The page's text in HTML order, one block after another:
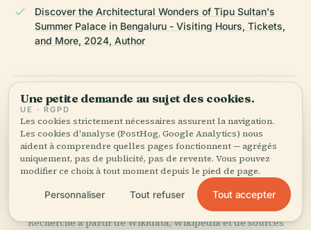
Discover the Architectural Wonders of Tipu Sultan's
Summer Palace in Bengaluru - Visiting Hours, Tickets,
and More, 2024, Author
Visiting Tippu's Summer Palace in Bengaluru - Hours,
Tickets, History, and Tips, 2024, Author
Wikipedia — Palais d'été de Tipû Sâhib
Recherché à partir de Wikidata, Wikipédia et de sources
Une petite demande au sujet des cookies.
UE · RGPD
Les cookies strictement nécessaires assurent la navigation.
Les cookies d'analyse (PostHog, Google Analytics) nous
aident à comprendre quelles pages fonctionnent — agrégés
uniquement, pas de publicité, pas de revente. Vous pouvez
modifier ce choix à tout moment depuis le pied de page.
Personnaliser Tout refuser Tout accepter